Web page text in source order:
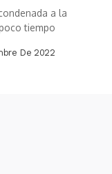
a la
tiempo
De 2022